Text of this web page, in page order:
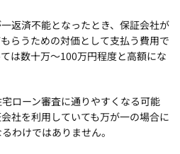
返済不能となったとき、保証会社が
らうための対価として支払う費用で
は数十万～100万円程度と高額にな
ローン審査に通りやすくなる可能
社を利用していても万が一の場合に
わけではありません。